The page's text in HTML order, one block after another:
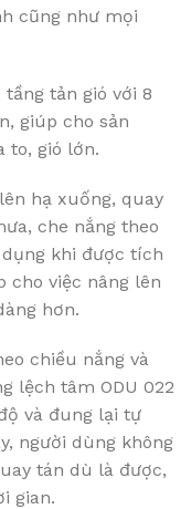
cũng như mọi
tản gió với 8
giúp cho sản
to, gió lớn.
hạ xuống, quay
che nắng theo
khi được tích
cho việc nâng lên
hơn.
chiều nắng và
lệch tâm ODU 022
và đung lại tự
người dùng không
tán dù là được,
gian.